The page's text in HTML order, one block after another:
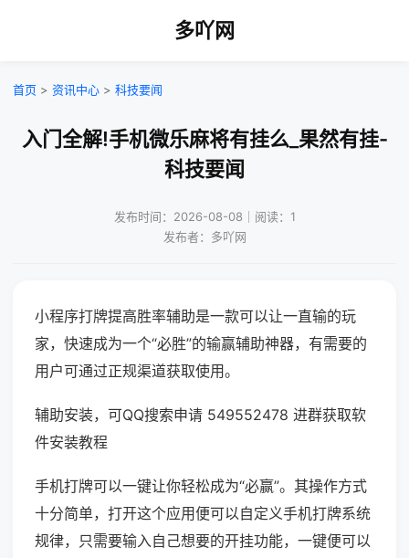
多吖网
首页 > 资讯中心 > 科技要闻
入门全解!手机微乐麻将有挂么_果然有挂-
科技要闻
发布时间：2026-08-08｜阅读：1
发布者：多吖网
小程序打牌提高胜率辅助是一款可以让一直输的玩
家，快速成为一个“必胜”的输赢辅助神器，有需要的
用户可通过正规渠道获取使用。
辅助安装，可QQ搜索申请 549552478 进群获取软
件安装教程
手机打牌可以一键让你轻松成为“必赢”。其操作方式
十分简单，打开这个应用便可以自定义手机打牌系统
规律，只需要输入自己想要的开挂功能，一键便可以